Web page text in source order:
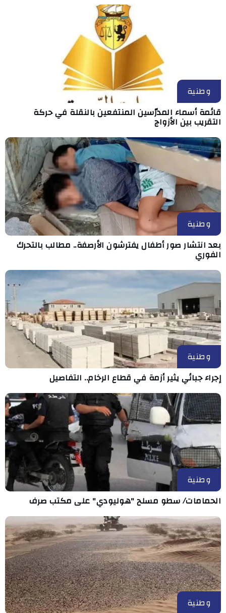
وطنية
قائمة أسماء المدرّسين المنتفعين بالنقلة في حركة
التقريب بين الأزواج
وطنية
بعد انتشار صور أطفال يفترشون الأرصفة.. مطالب بالتحرك
الفوري
وطنية
إجراء جبائي يثير أزمة في قطاع الرخام.. التفاصيل
وطنية
الحمامات/ سطو مسلح "هوليودي" على مكتب صرف
وطنية